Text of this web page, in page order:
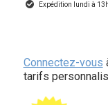
Expédition lundi à
Connectez-vous
tarifs